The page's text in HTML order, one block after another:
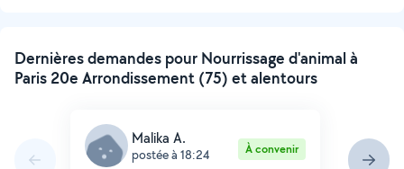
Dernières demandes pour Nourrissage d'animal à
Paris 20e Arrondissement (75) et alentours
Malika A.
postée à 18:24 À convenir